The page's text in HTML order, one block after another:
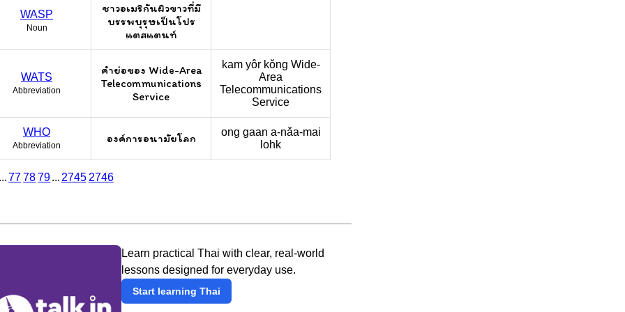
WASP
Noun
ชาวอเมริกันผิวขาวที่มี
บรรพบุรุษเป็นโปร
แตสแตนท์
WATS
Abbreviation
คำย่อของ Wide-Area
Telecommunications
Service
kam yôr kǒng Wide-
Area
Telecommunications
Service
WHO
Abbreviation
องค์การอนามัยโลก
ong gaan a-nǎa-mai
lohk
777879... 2745 2746
Learn practical Thai with clear, real-world
lessons designed for everyday use.
Start learning Thai